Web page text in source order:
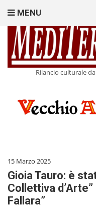
Rilancio culturale
MENU
15 Marzo 2025
Gioia Tauro: è
Collettiva
Fallara”